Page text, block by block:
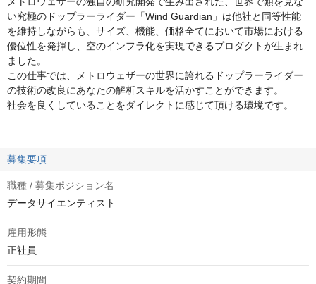
い究極のドップラーライダー「Wind Guardian」は他社と同等性能
を維持しながらも、サイズ、機能、価格全てにおいて市場における
優位性を発揮し、空のインフラ化を実現できるプロダクトが生まれ
ました。
この仕事では、メトロウェザーの世界に誇れるドップラーライダー
の技術の改良にあなたの解析スキルを活かすことができます。
社会を良くしていることをダイレクトに感じて頂ける環境です。
募集要項
職種 / 募集ポジション名
データサイエンティスト
雇用形態
正社員
契約期間